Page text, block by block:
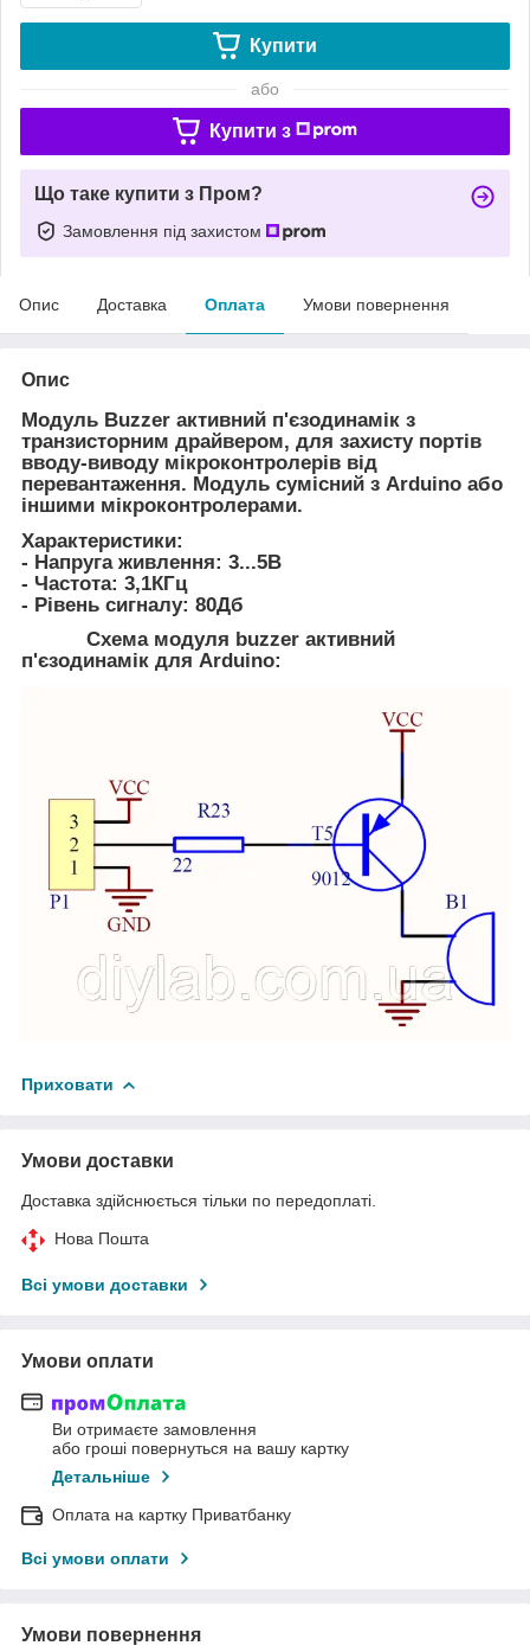
Купити
або
Купити з
Що таке купити з Пром?
Замовлення під захистом
Опис Доставка Оплата Умови повернення
Опис
Модуль Buzzer активний п'єзодинамік з
транзисторним драйвером, для захисту портів
вводу-виводу мікроконтролерів від
перевантаження. Модуль сумісний з Arduino або
іншими мікроконтролерами.
Характеристики:
- Напруга живлення: 3...5В
- Частота: 3,1КГц
- Рівень сигналу: 80Дб
Схема модуля buzzer активний
п'єзодинамік для Arduino:
Приховати
Умови доставки
Доставка здійснюється тільки по передоплаті.
Нова Пошта
Всі умови доставки
Умови оплати
Ви отримаєте замовлення
або гроші повернуться на вашу картку
Детальніше
Оплата на картку Приватбанку
Всі умови оплати
Умови повернення